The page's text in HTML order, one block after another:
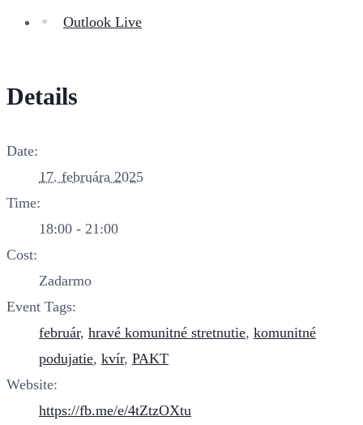
Outlook Live
Details
Date:
17. februára 2025
Time:
18:00 - 21:00
Cost:
Zadarmo
Event Tags:
február, hravé komunitné stretnutie, komunitné
podujatie, kvír, PAKT
Website:
https://fb.me/e/4tZtzOXtu